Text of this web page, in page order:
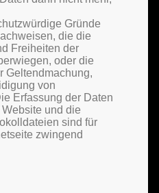
Gründe
die die
Freiheiten der
oder die
Geltendmachung,
von
Erfassung der Daten
und die
sind für
zwingend